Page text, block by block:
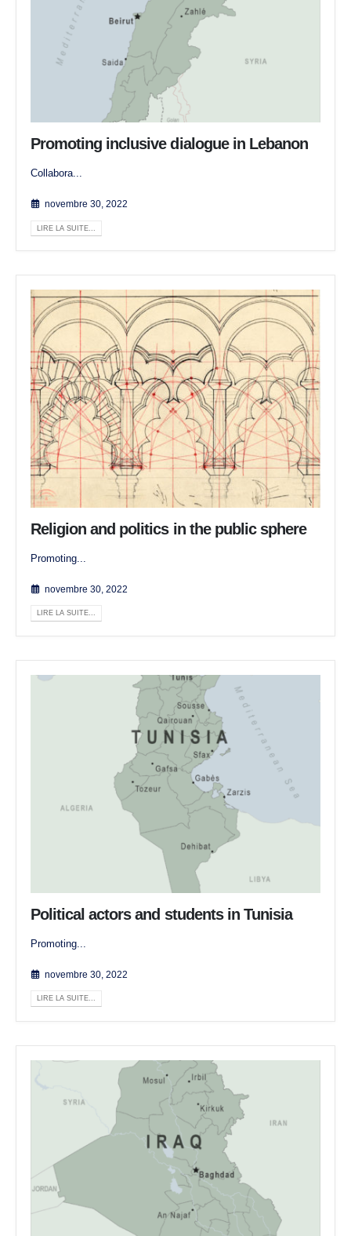
Promoting inclusive dialogue in Lebanon
Collabora...
novembre 30, 2022
LIRE LA SUITE...
Religion and politics in the public sphere
Promoting...
novembre 30, 2022
LIRE LA SUITE...
Political actors and students in Tunisia
Promoting...
novembre 30, 2022
LIRE LA SUITE...